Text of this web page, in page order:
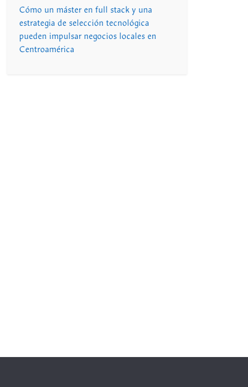
Cómo un máster en full stack y una
estrategia de selección tecnológica
pueden impulsar negocios locales en
Centroamérica